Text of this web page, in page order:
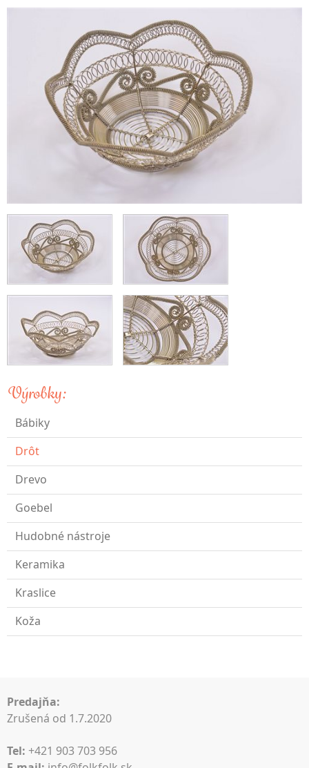
Výrobky:
Bábiky
Drôt
Drevo
Goebel
Hudobné nástroje
Keramika
Kraslice
Koža
Predajňa:
Zrušená od 1.7.2020
Tel: +421 903 703 956